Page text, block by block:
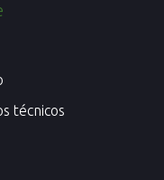
técnicos